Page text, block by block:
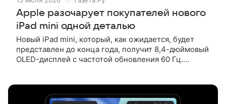
Apple разочарует покупателей нового
iPad mini одной деталью
Новый iPad mini, который, как ожидается, будет
представлен до конца года, получит 8,4-дюймовый
OLED-дисплей с частотой обновления 60 Гц.